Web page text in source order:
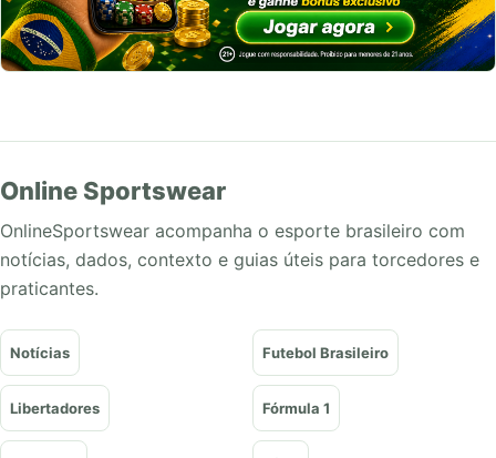
Online Sportswear
OnlineSportswear acompanha o esporte brasileiro com
notícias, dados, contexto e guias úteis para torcedores e
praticantes.
Notícias Futebol Brasileiro
Libertadores Fórmula 1